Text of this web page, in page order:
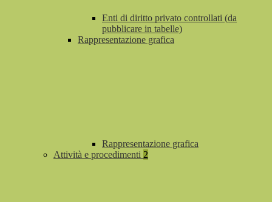
Enti di diritto privato controllati (da
pubblicare in tabelle)
Rappresentazione grafica
Rappresentazione grafica
Attività e procedimenti 2